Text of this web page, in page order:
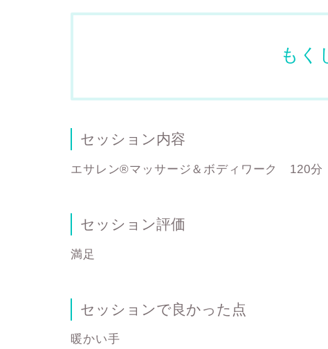
もく
セッション内容
エサレン®マッサージ＆ボディワーク 120
セッション評価
満足
セッションで良かった点
暖かい手